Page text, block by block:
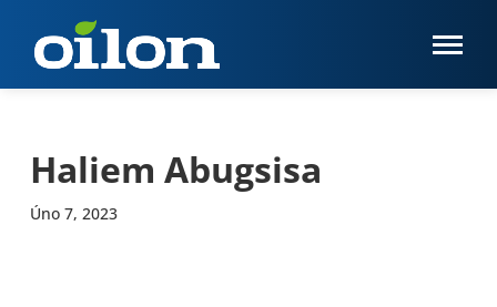
Haliem Abugsisa
Úno 7, 2023